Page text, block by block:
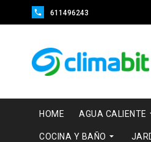
 611496243
HOME AGUA CALIENTE
COCINA Y BAÑO 